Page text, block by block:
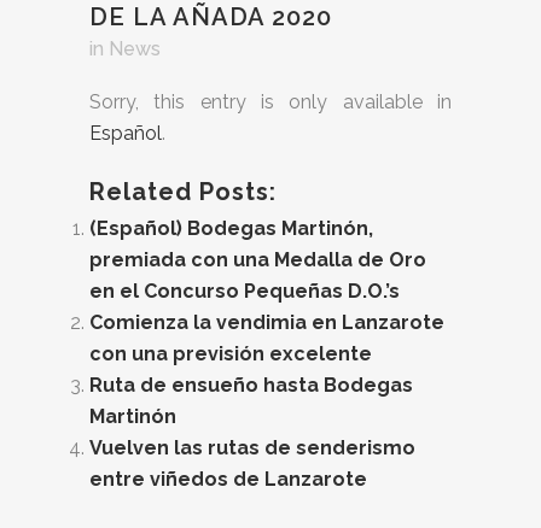
DE LA AÑADA 2020
in News
Sorry, this entry is only available in
Español.
Related Posts:
(Español) Bodegas Martinón,
premiada con una Medalla de Oro
en el Concurso Pequeñas D.O.’s
Comienza la vendimia en Lanzarote
con una previsión excelente
Ruta de ensueño hasta Bodegas
Martinón
Vuelven las rutas de senderismo
entre viñedos de Lanzarote